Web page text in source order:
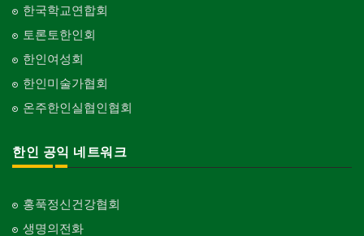
한국학교연합회
토론토한인회
한인여성회
한인미술가협회
온주한인실협인협회
한인 공익 네트워크
홍푹정신건강협회
생명의전화